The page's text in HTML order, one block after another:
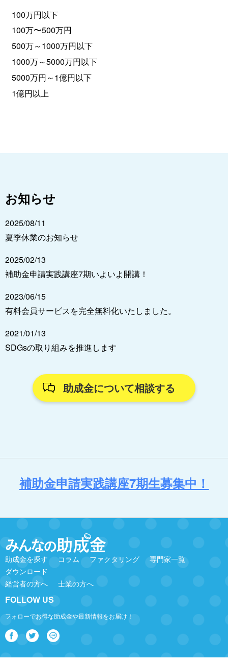
100万円以下
100万〜500万円
500万～1000万円以下
1000万～5000万円以下
5000万円～1億円以下
1億円以上
お知らせ
2025/08/11
夏季休業のお知らせ
2025/02/13
補助金申請実践講座7期いよいよ開講！
2023/06/15
有料会員サービスを完全無料化いたしました。
2021/01/13
SDGsの取り組みを推進します
助成金について相談する
補助金申請実践講座7期生募集中！
助成金を探す コラム ファクタリング
専門家一覧
ダウンロード
経営者の方へ
士業の方へ
FOLLOW US
フォローでお得な助成金や最新情報をお届け！